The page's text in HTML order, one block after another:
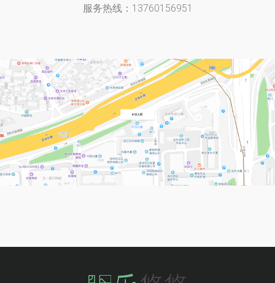
服务热线：13760156951